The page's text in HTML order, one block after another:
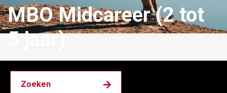
MBO Midcareer (2 tot
5 jaar)